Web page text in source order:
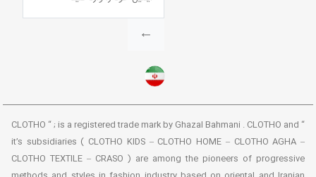
←
“ CLOTHO “ ; is a registered trade mark by Ghazal Bahmani . CLOTHO and
it’s subsidiaries ( CLOTHO KIDS – CLOTHO HOME – CLOTHO AGHA –
CLOTHO TEXTILE – CRASO ) are among the pioneers of progressive